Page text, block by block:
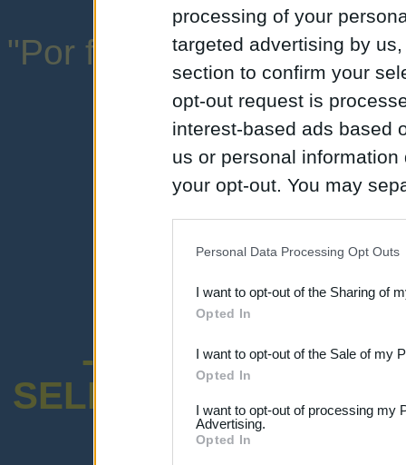
processing of your
targeted advertising by
section to confirm your
opt-out request is
interest-based ads based
us or personal
your opt-out. You may
Downstream Participants
third parties.
Personal Data Processing Opt Outs
I want to opt-out of the Sharing of
Opted In
I want to opt-out of the Sale of my
Opted In
I want to opt-out of processing my
Advertising.
Opted In
"Por favor, no abuse de
una expresión
-ENCUESTA
SELECTIVO